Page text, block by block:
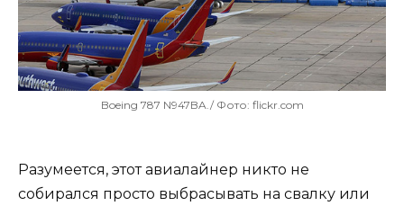
Boeing 787 N947BA./ Фото: flickr.com
Разумеется, этот авиалайнер никто не
собирался просто выбрасывать на свалку или